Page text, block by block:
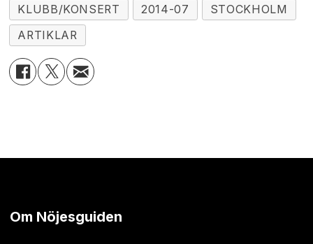
KLUBB/KONSERT 2014-07
STOCKHOLM
ARTIKLAR
Om Nöjesguiden